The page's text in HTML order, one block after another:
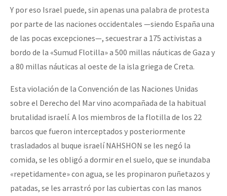
Y por eso Israel puede, sin apenas una palabra de protesta
por parte de las naciones occidentales —siendo España una
de las pocas excepciones—, secuestrar a 175 activistas a
bordo de la «Sumud Flotilla» a 500 millas náuticas de Gaza y
a 80 millas náuticas al oeste de la isla griega de Creta.
Esta violación de la Convención de las Naciones Unidas
sobre el Derecho del Mar vino acompañada de la habitual
brutalidad israelí. A los miembros de la flotilla de los 22
barcos que fueron interceptados y posteriormente
trasladados al buque israelí NAHSHON se les negó la
comida, se les obligó a dormir en el suelo, que se inundaba
«repetidamente» con agua, se les propinaron puñetazos y
patadas, se les arrastró por las cubiertas con las manos